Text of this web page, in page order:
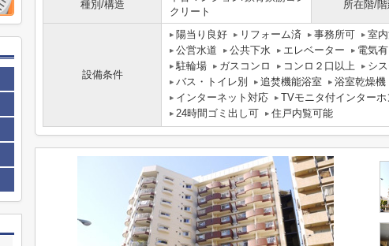
種別/構造
クリート
所在階/
設備条件
陽当り良好 リフォーム済 事務所可
室
公営水道
公共下水 エレベーター
電気有
駐輪場
ガスコンロ コンロ２口以上
シ
バス・トイレ別
追焚機能浴室
浴室乾燥機
インターネット対応
TVモニタ付インターホ
24時間ゴミ出し可
住戸内覧可能